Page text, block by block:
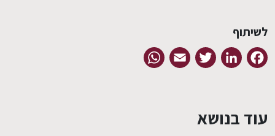
לשיתוף
Facebook
LinkedIn
Twitter
Email
עוד בנושא